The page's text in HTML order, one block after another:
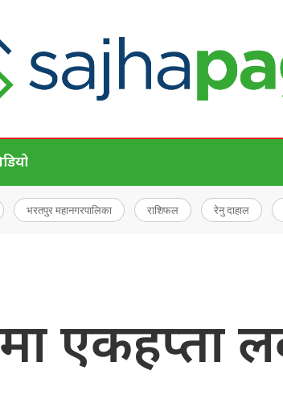
भरतपुर महानगरपालिका राशिफल रेनु दाहाल
एकहप्ता